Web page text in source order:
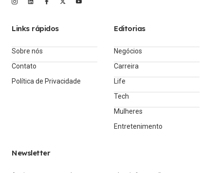
Links rápidos
Sobre nós
Contato
Política de Privacidade
Editorias
Negócios
Carreira
Life
Tech
Mulheres
Entretenimento
Newsletter